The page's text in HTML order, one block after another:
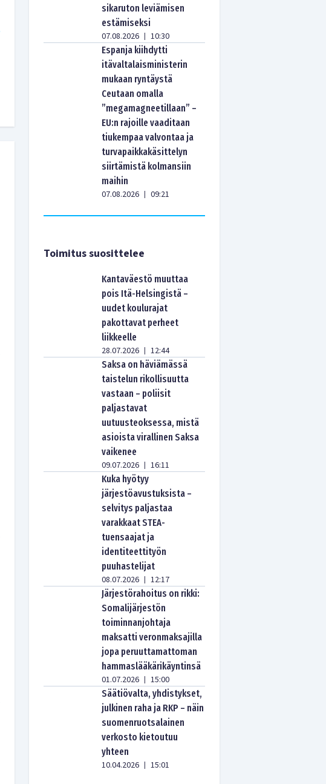
sikaruton leviämisen
estämiseksi
07.08.2026 | 10:30
Espanja kiihdytti
itävaltalaisministerin
mukaan ryntäystä
Ceutaan omalla
”megamagneetillaan” –
EU:n rajoille vaaditaan
tiukempaa valvontaa ja
turvapaikkakäsittelyn
siirtämistä kolmansiin
maihin
07.08.2026 | 09:21
Toimitus suosittelee
Kantaväestö muuttaa
pois Itä-Helsingistä –
uudet koulurajat
pakottavat perheet
liikkeelle
28.07.2026 | 12:44
Saksa on häviämässä
taistelun rikollisuutta
vastaan – poliisit
paljastavat
uutuusteoksessa, mistä
asioista virallinen Saksa
vaikenee
09.07.2026 | 16:11
Kuka hyötyy
järjestöavustuksista –
selvitys paljastaa
varakkaat STEA-
tuensaajat ja
identiteettityön
puuhastelijat
08.07.2026 | 12:17
Järjestörahoitus on rikki:
Somalijärjestön
toiminnanjohtaja
maksatti veronmaksajilla
jopa peruuttamattoman
hammaslääkärikäyntinsä
01.07.2026 | 15:00
Säätiövalta, yhdistykset,
julkinen raha ja RKP – näin
suomenruotsalainen
verkosto kietoutuu
yhteen
10.04.2026 | 15:01